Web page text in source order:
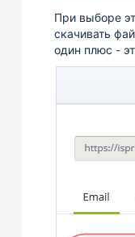
При выборе
скачивать
один плюс -